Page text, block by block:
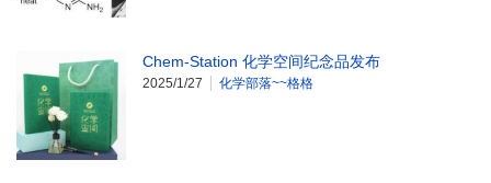
Chem-Station 化学空间纪念品发布
2025/1/27 化学部落~~格格